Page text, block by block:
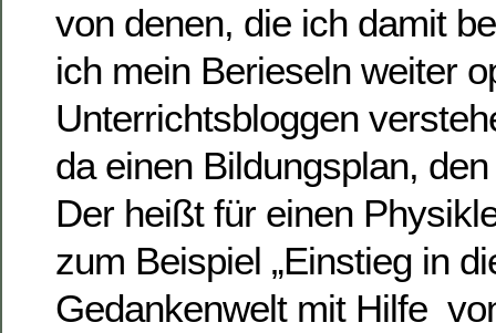
von denen, die ich damit
ich mein Berieseln weiter
Unterrichtsbloggen
da einen Bildungsplan,
Der heißt für einen
zum Beispiel „Einstieg in
Gedankenwelt mit Hilfe